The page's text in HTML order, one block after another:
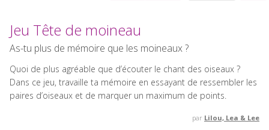
Jeu Tête de moineau
As-tu plus de mémoire que les moineaux ?
Quoi de plus agréable que d’écouter le chant des oiseaux ?
Dans ce jeu, travaille ta mémoire en essayant de ressembler les
paires d’oiseaux et de marquer un maximum de points.
par Lilou, Lea & Lee